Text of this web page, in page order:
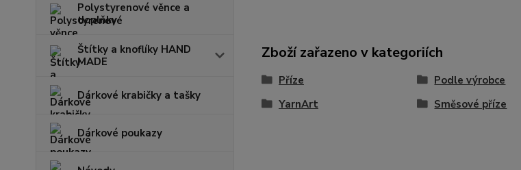
Polystyrenové věnce a
doplňky
Štítky a knoflíky HAND
MADE
Dárkové krabičky a tašky
Dárkové poukazy
Zboží zařazeno v kategoriích
Příze Podle výrobce
YarnArt
Směsové příze